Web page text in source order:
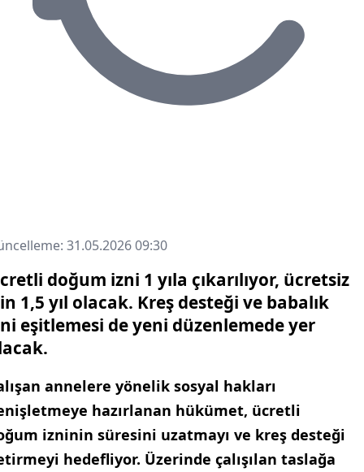
31.05.2026 09:30
doğum izni 1 yıla çıkarılıyor, ücretsiz
1,5 yıl olacak. Kreş desteği ve babalık
eşitlemesi de yeni düzenlemede yer
annelere yönelik sosyal hakları
hazırlanan hükümet, ücretli
izninin süresini uzatmayı ve kreş desteği
hedefliyor. Üzerinde çalışılan taslağa